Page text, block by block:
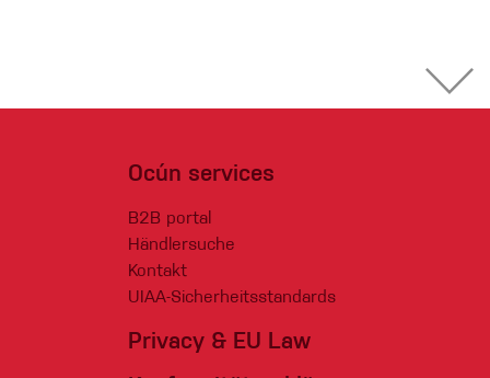
Ocún services
B2B portal
Händlersuche
Kontakt
UIAA-Sicherheitsstandards
Privacy & EU Law